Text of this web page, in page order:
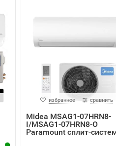
избранное сравнить
Midea MSAG1-07HRN8-
I/MSAG1-07HRN8-O
Paramount сплит-